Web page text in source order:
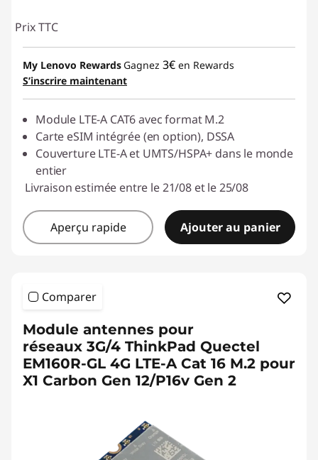
Prix TTC
My Lenovo Rewards Gagnez 3€ en Rewards
S’inscrire maintenant
Module LTE-A CAT6 avec format M.2
Carte eSIM intégrée (en option), DSSA
Couverture LTE-A et UMTS/HSPA+ dans le monde
entier
Livraison estimée entre le 21/08 et le 25/08
Aperçu rapide Ajouter au panier
Comparer
Module antennes pour
réseaux 3G/4 ThinkPad Quectel
EM160R-GL 4G LTE-A Cat 16 M.2 pour
X1 Carbon Gen 12/P16v Gen 2